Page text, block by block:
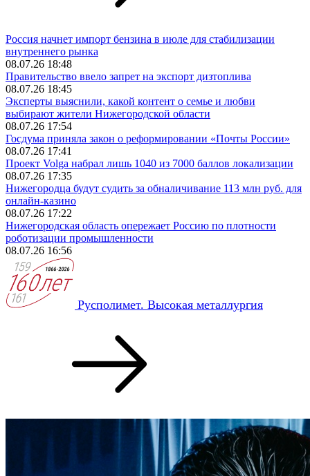
Россия начнет импорт бензина в июле для стабилизации
внутреннего рынка
08.07.26 18:48
Правительство ввело запрет на экспорт дизтоплива
08.07.26 18:45
Эксперты выяснили, какой контент о семье и любви
выбирают жители Нижегородской области
08.07.26 17:54
Госдума приняла закон о реформировании «Почты России»
08.07.26 17:41
Проект Volga набрал лишь 1040 из 7000 баллов локализации
08.07.26 17:35
Нижегородца будут судить за обналичивание 113 млн руб. для
онлайн‑казино
08.07.26 17:22
Нижегородская область опережает Россию по плотности
роботизации промышленности
08.07.26 16:56
Русполимет. Высокая металлургия